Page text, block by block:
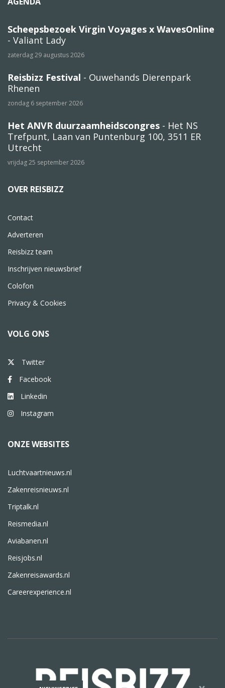
Scheepsbezoek Virgin Voyages x WavesOnline
- Valiant Lady
zaterdag 29 augustus 2026
Reisbizz Festival - Ouwehands Dierenpark
Rhenen
zondag 6 september 2026
Het ANVR duurzaamheidscongres - Het NS
Trefpunt, Laan van Puntenburg 100, 3511 ER
Utrecht
vrijdag 25 september 2026
OVER REISBIZZ
Contact
Adverteren
Reisbizz team
Inschrijven nieuwsbrief
Colofon
Privacy & Cookies
VOLG ONS
Twitter
Facebook
Linkedin
Instagram
ONZE WEBSITES
Luchtvaartnieuws.nl
Zakenreisnieuws.nl
Triptalk.nl
Reismedia.nl
Aviabanen.nl
Reisjobs.nl
Zakenreisawards.nl
Careerexperience.nl